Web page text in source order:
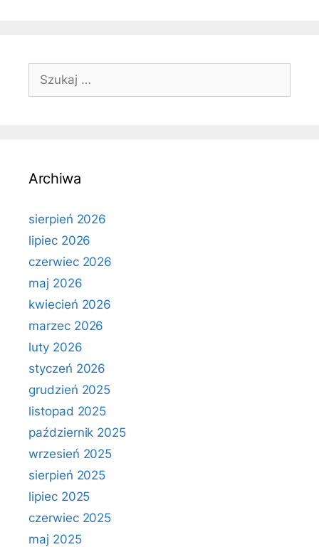
Szukaj:
Archiwa
sierpień 2026
lipiec 2026
czerwiec 2026
maj 2026
kwiecień 2026
marzec 2026
luty 2026
styczeń 2026
grudzień 2025
listopad 2025
październik 2025
wrzesień 2025
sierpień 2025
lipiec 2025
czerwiec 2025
maj 2025